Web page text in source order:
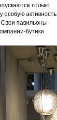
только
особую активность
павильоны
бутики.